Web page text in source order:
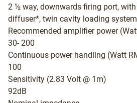
2 ½ way, downwards firing port,
diffuser*, twin cavity loading system
Recommended amplifier power
30- 200
Continuous power handling (Watt
100
Sensitivity (2.83 Volt @ 1m)
92dB